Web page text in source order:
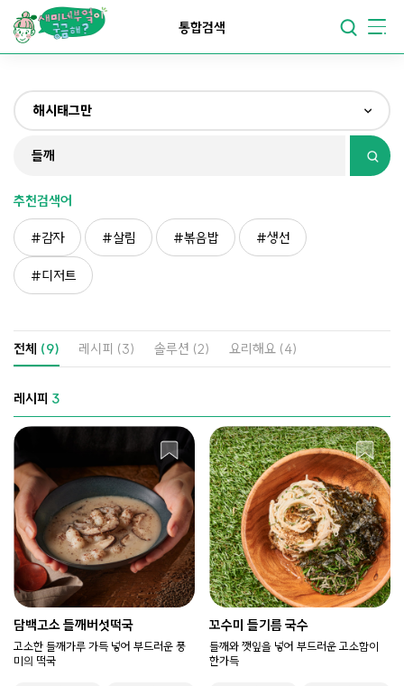
맛있어지는부엌
요리가쉬워지는부엌
통합검색
해시태그만
전체
재료만
해시태그만
추천검색어
감자 살림 볶음밥 생선
디저트
전체 (9) 레시피 (3) 솔루션 (2) 요리해요 (4)
레시피 3
담백고소 들깨버섯떡국
고소한 들깨가루 가득 넣어 부드러운 풍
미의 떡국
꼬수미 들기름 국수
들깨와 깻잎을 넣어 부드러운 고소함이
한가득